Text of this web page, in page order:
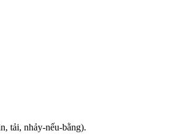
tải, nhảy-nếu-bằng).